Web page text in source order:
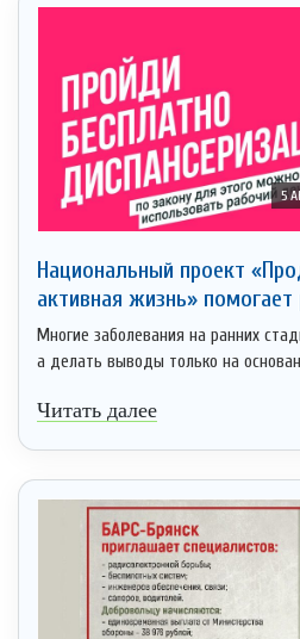
5
Национальный проект
активная жизнь» помогает
Многие заболевания на ранних
а делать выводы только на
Читать далее